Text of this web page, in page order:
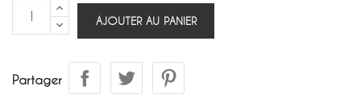
AJOUTER AU PANIER
Partager